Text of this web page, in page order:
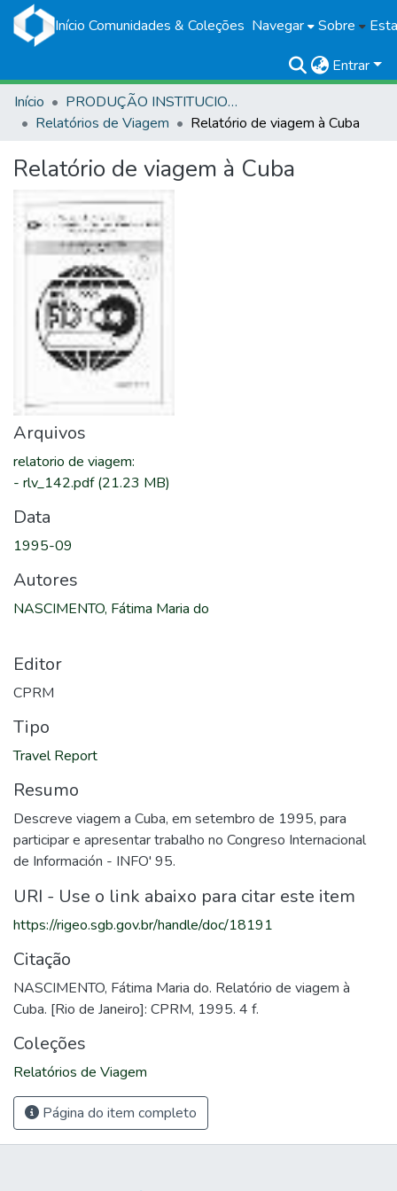
Início Comunidades & Coleções Navegar Sobre
Entrar
Início
PRODUÇÃO INSTITUCIONAL
Relatórios de Viagem
Relatório de viagem à Cuba
Relatório de viagem à Cuba
Arquivos
relatorio de viagem:
- rlv_142.pdf(21.23 MB)
Data
1995-09
Autores
NASCIMENTO, Fátima Maria do
Editor
CPRM
Tipo
Travel Report
Resumo
Descreve viagem a Cuba, em setembro de 1995, para
participar e apresentar trabalho no Congreso Internacional
de Información - INFO' 95.
URI - Use o link abaixo para citar este item
https://rigeo.sgb.gov.br/handle/doc/18191
Citação
NASCIMENTO, Fátima Maria do. Relatório de viagem à
Cuba. [Rio de Janeiro]: CPRM, 1995. 4 f.
Coleções
Relatórios de Viagem
Página do item completo